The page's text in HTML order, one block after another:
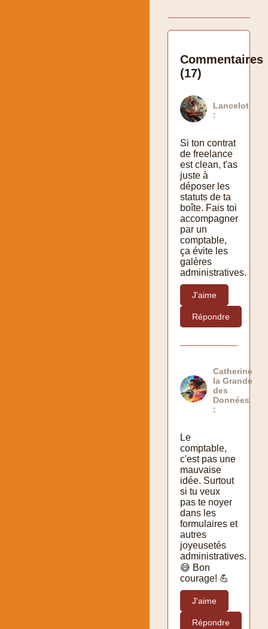
Commentaires
(17)
Lancelot
:
Si ton contrat
de freelance
est clean, t'as
juste à
déposer les
statuts de ta
boîte. Fais toi
accompagner
par un
comptable,
ça évite les
galères
administratives.
J'aime
Répondre
Catherine
la Grande
des
Données
:
Le
comptable,
c'est pas une
mauvaise
idée. Surtout
si tu veux
pas te noyer
dans les
formulaires et
autres
joyeusetés
administratives.
😅 Bon
courage! 💪
J'aime
Répondre